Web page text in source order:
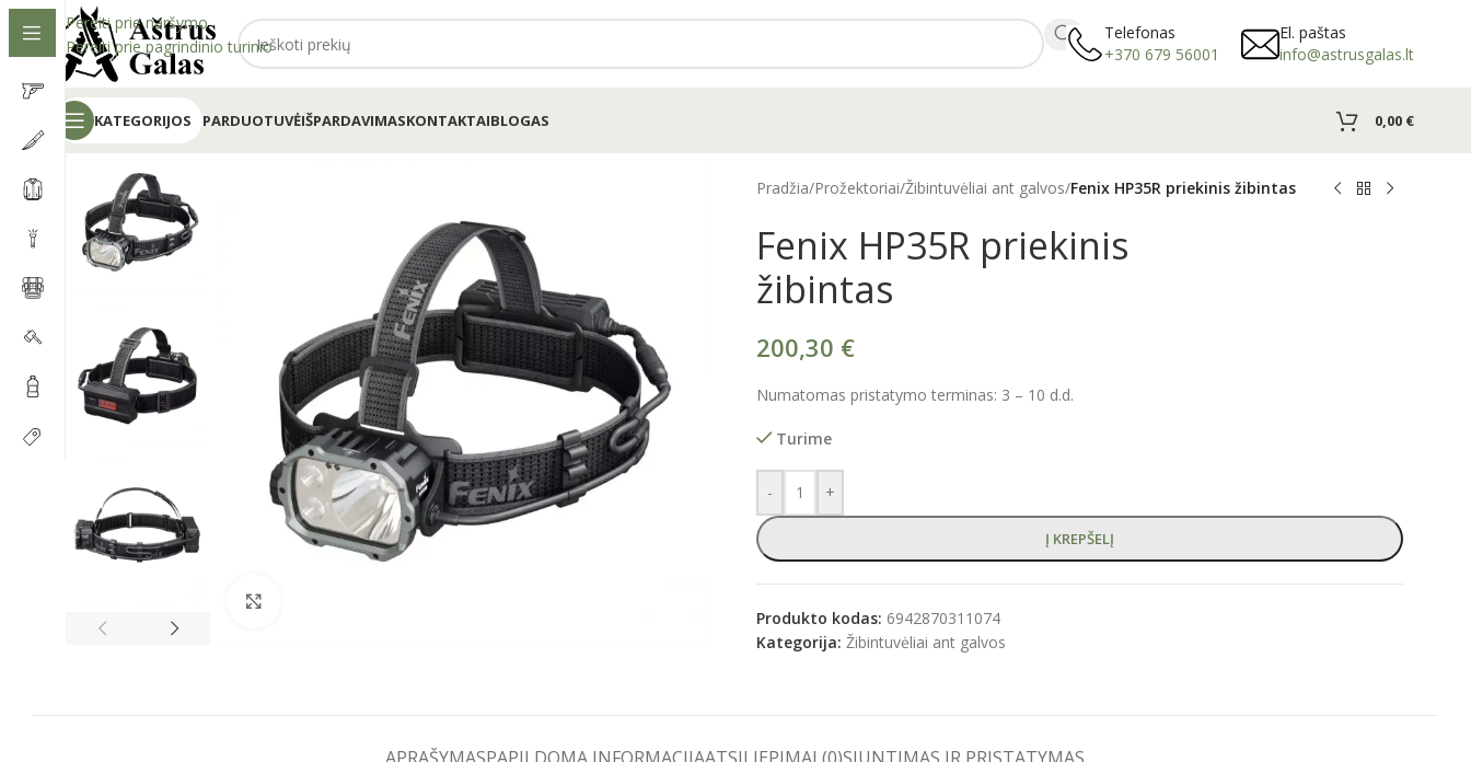
Pereiti prie naršymo
Pereiti prie pagrindinio turinio
Telefonas
+370 679 56001
El. paštas
info@astrusgalas.lt
KATEGORIJOS PARDUOTUVĖIŠPARDAVIMASKONTAKTAIBLOGAS 0,00 €
Pradžia/Prožektoriai/Žibintuvėliai ant galvos/Fenix HP35R priekinis žibintas
Fenix HP35R priekinis
žibintas
200,30 €
Numatomas pristatymo terminas: 3 – 10 d.d.
Turime
- +
Į KREPŠELĮ
Produkto kodas: 6942870311074
Kategorija: Žibintuvėliai ant galvos